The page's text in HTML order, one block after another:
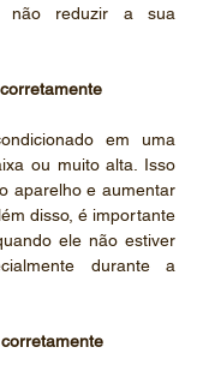
não reduzir a sua
em uma
ou muito alta. Isso
aparelho e aumentar
disso, é importante
ele não estiver
durante a